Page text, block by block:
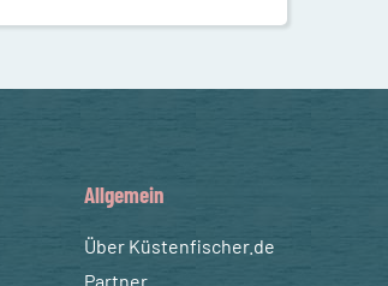
Allgemein
Über Küstenfischer.de
Partner